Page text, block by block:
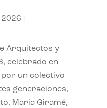
2026
Arquitectos y
celebrado en
un colectivo
generaciones,
Maria Giramé,